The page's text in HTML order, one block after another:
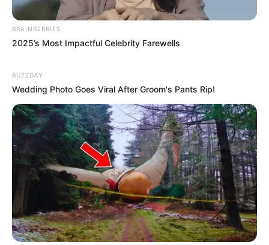
BRAINBERRIES
2025’s Most Impactful Celebrity Farewells
BUZZDAY
Wedding Photo Goes Viral After Groom's Pants Rip!